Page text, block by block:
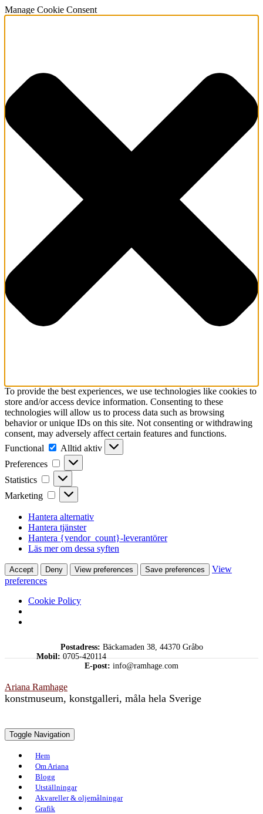
Manage Cookie Consent
To provide the best experiences, we use technologies like cookies to
store and/or access device information. Consenting to these
technologies will allow us to process data such as browsing
behavior or unique IDs on this site. Not consenting or withdrawing
consent, may adversely affect certain features and functions.
Functional
Functional
Alltid aktiv
Preferences
Preferences
Statistics Statistics
Marketing Marketing
Hantera alternativ
Hantera tjänster
Hantera {vendor_count}-leverantörer
Läs mer om dessa syften
Accept Deny View preferences Save preferences
View
preferences
Cookie Policy
Postadress: Bäckamaden 38, 44370 Gråbo
Mobil:0705-420114
E-post: info@ramhage.com
Ariana Ramhage
konstmuseum, konstgalleri, måla hela Sverige
Toggle Navigation
Hem
Om Ariana
Blogg
Utställningar
Akvareller & oljemålningar
Grafik